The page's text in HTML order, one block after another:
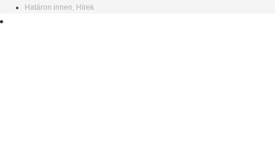
Határon innen, Hírek